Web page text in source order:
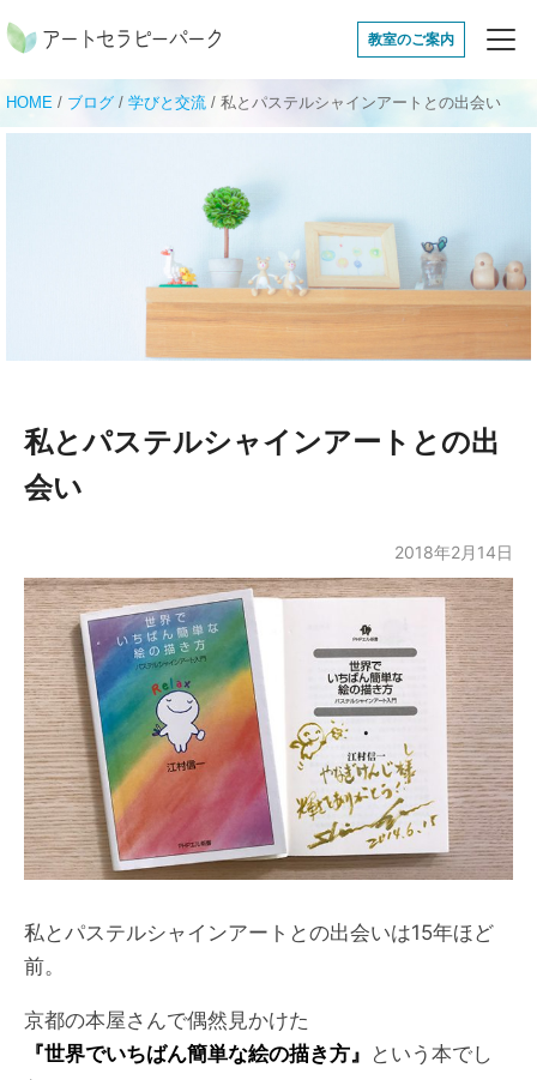
アートセラピー
教室のご案内
HOME / ブログ / 学びと交流 / 私とパステルシャインアートとの出会い
私とパステルシャインアートとの出
会い
2018年2月14日
私とパステルシャインアートとの出会いは15年ほど
前。
京都の本屋さんで偶然見かけた
『世界でいちばん簡単な絵の描き方』 という本でし